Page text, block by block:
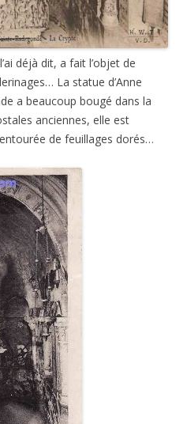
déjà dit, a fait l’objet de
La statue d’Anne
a beaucoup bougé dans la
anciennes, elle est
de feuillages dorés…